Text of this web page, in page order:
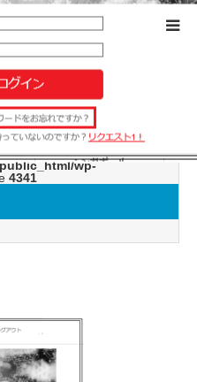
1 to be string, object given
wp-
4341